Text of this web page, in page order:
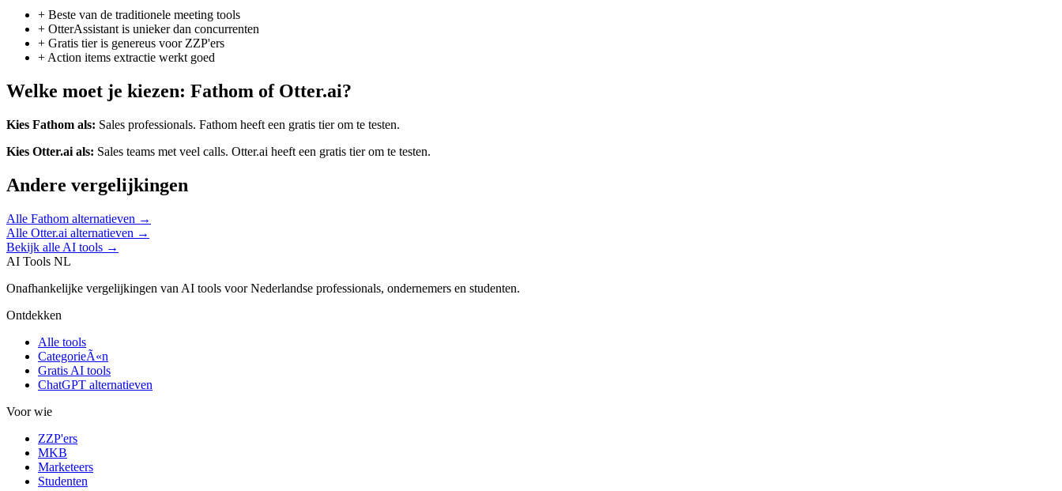
+ Beste van de traditionele meeting tools
+ OtterAssistant is unieker dan concurrenten
+ Gratis tier is genereus voor ZZP'ers
+ Action items extractie werkt goed
Welke moet je kiezen: Fathom of Otter.ai?
Kies Fathom als: Sales professionals. Fathom heeft een gratis tier om te testen.
Kies Otter.ai als: Sales teams met veel calls. Otter.ai heeft een gratis tier om te testen.
Andere vergelijkingen
Alle Fathom alternatieven →
Alle Otter.ai alternatieven →
Bekijk alle AI tools →
AI Tools NL
Onafhankelijke vergelijkingen van AI tools voor Nederlandse professionals, ondernemers en studenten.
Ontdekken
Alle tools
CategorieÃ«n
Gratis AI tools
ChatGPT alternatieven
Voor wie
ZZP'ers
MKB
Marketeers
Studenten